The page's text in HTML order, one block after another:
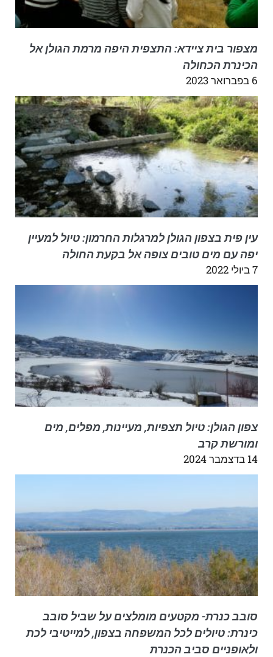
מצפור בית ציידא: התצפית היפה מרמת הגולן אל
הכינרת הכחולה
6 בפברואר 2023
עין פית בצפון הגולן למרגלות החרמון: טיול למעיין
יפה עם מים טובים צופה אל בקעת החולה
7 ביולי 2022
צפון הגולן: טיול תצפיות, מעיינות, מפלים, מים
ומורשת קרב
14 בדצמבר 2024
סובב כנרת- מקטעים מומלצים על שביל סובב
כינרת: טיולים לכל המשפחה בצפון, למייטיבי לכת
ולאופניים סביב הכנרת